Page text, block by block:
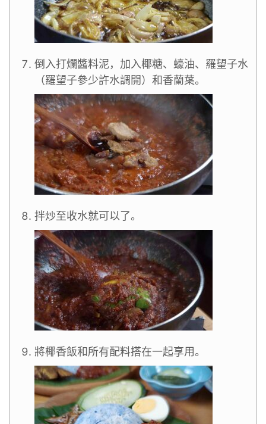
倒入打爛醬料泥，加入椰糖、蠔油、羅望子水
（羅望子參少許水調開）和香蘭葉。
拌炒至收水就可以了。
將椰香飯和所有配料搭在一起享用。